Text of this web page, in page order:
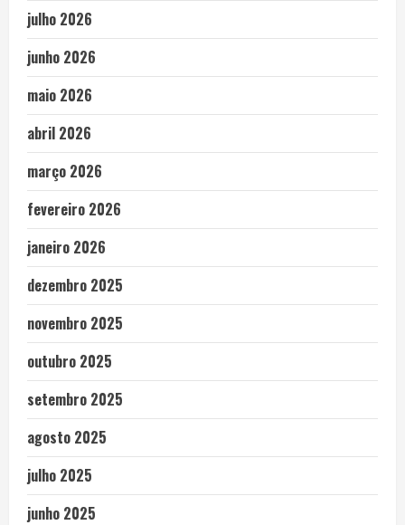
julho 2026
junho 2026
maio 2026
abril 2026
março 2026
fevereiro 2026
janeiro 2026
dezembro 2025
novembro 2025
outubro 2025
setembro 2025
agosto 2025
julho 2025
junho 2025